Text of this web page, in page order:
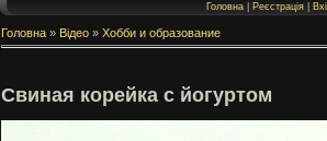
Головна Реєстрація
Головна » Відео » Хобби и образование
Свиная корейка с йогуртом